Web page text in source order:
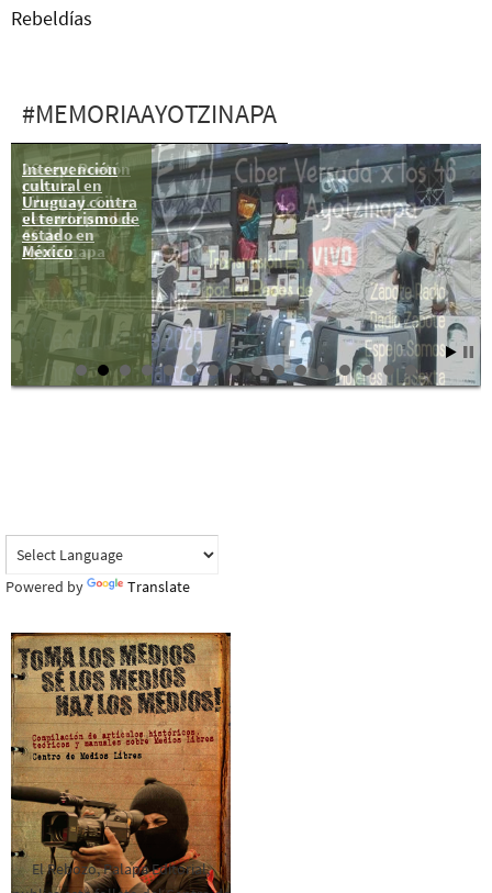
Rebeldías
#MEMORIAAYOTZINAPA
Intervención
cultural en
Uruguay contra
el terrorismo de
estado en
México
26 sep: Poetón
para la
Libertad. Ciber
versada por los
46 de
Ayotzinapa
Powered by Translate
El Rebozo, Palapa Editorial,